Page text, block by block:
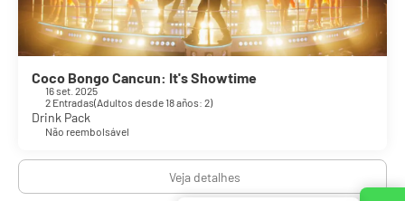
Coco Bongo Cancun: It's Showtime
16 set. 2025
2 Entradas(Adultos desde 18 años: 2)
Drink Pack
Não reembolsável
Veja detalhes